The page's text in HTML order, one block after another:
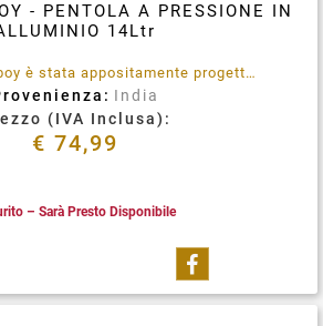
- PENTOLA A PRESSIONE IN
14Ltr
La gamma Bigboy è stata appositamente progettata per cuocere rapidamente grandi quantità di cibo. È particolarmente utile in ristoranti, hotel, mense di fabbriche, ospedali, scuole, college, e anche le mense di molti istituti governativi civili, militari.
India
(IVA Inclusa):
€ 74,99
– Sarà Presto Disponibile
Condividi su